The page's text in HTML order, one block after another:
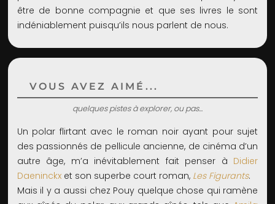
être de bonne compagnie et que ses livres le sont
indéniablement puisqu’ils nous parlent de nous.
VOUS AVEZ AIMÉ...
quelques pistes à explorer, ou pas...
Un polar flirtant avec le roman noir ayant pour sujet
des passionnés de pellicule ancienne, de cinéma d’un
autre âge, m’a inévitablement fait penser à Didier
Daeninckxet son superbe court roman, Les Figurants.
Mais il y a aussi chez Pouy quelque chose qui ramène